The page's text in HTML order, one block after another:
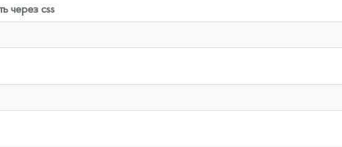
через css